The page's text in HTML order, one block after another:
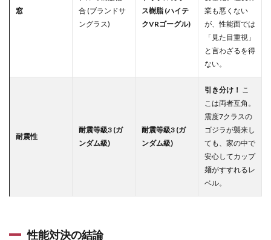
者
攻略ア
か？
窓
合 (ブランドサ
ングラス)
ス樹脂 (ハイテ
クVRゴーグル)
業も悪くない
が、性能面では
「見た目重視」
と言わざるを得
ない。
耐震性
耐震等級3 (ガ
ンダム級)
耐震等級3 (ガ
ンダム級)
引き分け！
こ
こは両者互角。
震度7クラスの
ゴジラが襲来し
ても、家の中で
安心してカップ
麺がすすれるレ
ベル。
性能対決の結論